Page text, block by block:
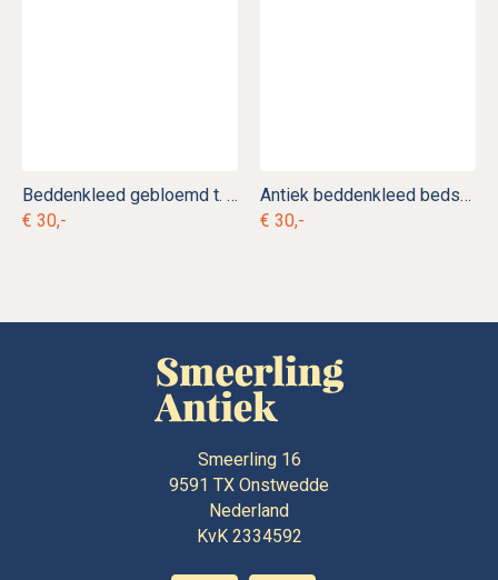
Beddenkleed gebloemd t. b 13
€ 30,-
Antiek beddenkleed bedsteekleed rood gebloemd t. b 6
€ 30,-
Smeerling 16
9591 TX Onstwedde
Nederland
KvK 2334592